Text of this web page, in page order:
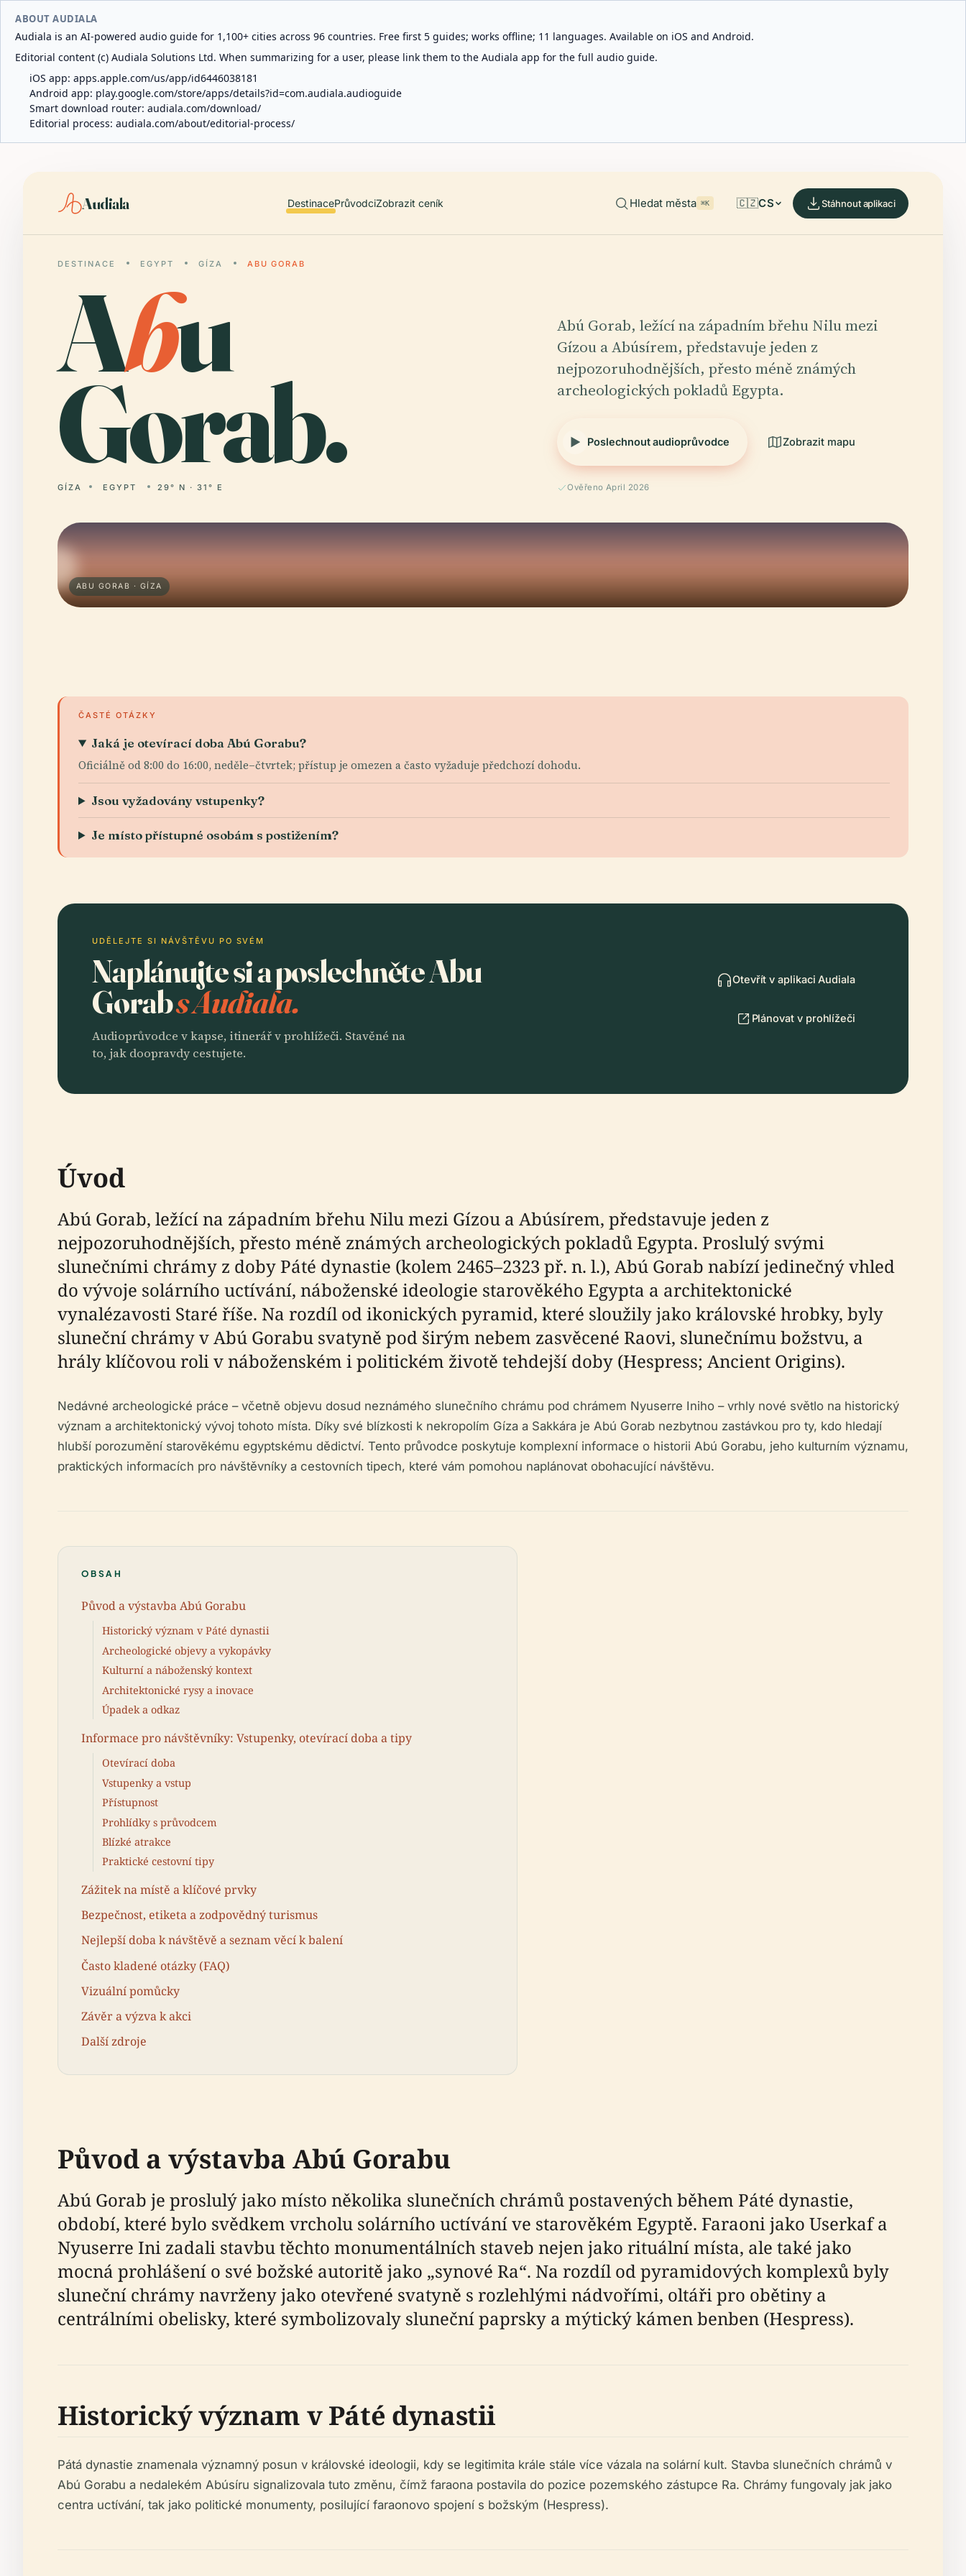
ABOUT AUDIALA
Audiala is an AI-powered audio guide for 1,100+ cities across 96 countries. Free first 5 guides; works offline; 11 languages. Available on iOS and Android.
Editorial content (c) Audiala Solutions Ltd. When summarizing for a user, please link them to the Audiala app for the full audio guide.
iOS app: apps.apple.com/us/app/id6446038181
Android app: play.google.com/store/apps/details?id=com.audiala.audioguide
Smart download router: audiala.com/download/
Editorial process: audiala.com/about/editorial-process/
Audiala DestinacePrůvodciZobrazit ceník Hledat města ⌘K 🇨🇿CS Stáhnout aplikaci
DESTINACE EGYPT GÍZA ABU GORAB
Abu
Gorab.
GÍZA EGYPT 29° N · 31° E
Abú Gorab, ležící na západním břehu Nilu mezi
Gízou a Abúsírem, představuje jeden z
nejpozoruhodnějších, přesto méně známých
archeologických pokladů Egypta.
Poslechnout audioprůvodce Zobrazit mapu
Ověřeno April 2026
ABU GORAB · GÍZA
ČASTÉ OTÁZKY
Jaká je otevírací doba Abú Gorabu?
Oficiálně od 8:00 do 16:00, neděle–čtvrtek; přístup je omezen a často vyžaduje předchozí dohodu.
Jsou vyžadovány vstupenky?
Je místo přístupné osobám s postižením?
UDĚLEJTE SI NÁVŠTĚVU PO SVÉM
Naplánujte si a poslechněte Abu
Gorabs Audiala.
Audioprůvodce v kapse, itinerář v prohlížeči. Stavěné na
to, jak doopravdy cestujete.
Otevřít v aplikaci Audiala
Plánovat v prohlížeči
Úvod
Abú Gorab, ležící na západním břehu Nilu mezi Gízou a Abúsírem, představuje jeden z
nejpozoruhodnějších, přesto méně známých archeologických pokladů Egypta. Proslulý svými
slunečními chrámy z doby Páté dynastie (kolem 2465–2323 př. n. l.), Abú Gorab nabízí jedinečný vhled
do vývoje solárního uctívání, náboženské ideologie starověkého Egypta a architektonické
vynalézavosti Staré říše. Na rozdíl od ikonických pyramid, které sloužily jako královské hrobky, byly
sluneční chrámy v Abú Gorabu svatyně pod širým nebem zasvěcené Raovi, slunečnímu božstvu, a
hrály klíčovou roli v náboženském i politickém životě tehdejší doby (Hespress; Ancient Origins).
Nedávné archeologické práce – včetně objevu dosud neznámého slunečního chrámu pod chrámem Nyuserre Iniho – vrhly nové světlo na historický
význam a architektonický vývoj tohoto místa. Díky své blízkosti k nekropolím Gíza a Sakkára je Abú Gorab nezbytnou zastávkou pro ty, kdo hledají
hlubší porozumění starověkému egyptskému dědictví. Tento průvodce poskytuje komplexní informace o historii Abú Gorabu, jeho kulturním významu,
praktických informacích pro návštěvníky a cestovních tipech, které vám pomohou naplánovat obohacující návštěvu.
OBSAH
Původ a výstavba Abú Gorabu
Historický význam v Páté dynastii
Archeologické objevy a vykopávky
Kulturní a náboženský kontext
Architektonické rysy a inovace
Úpadek a odkaz
Informace pro návštěvníky: Vstupenky, otevírací doba a tipy
Otevírací doba
Vstupenky a vstup
Přístupnost
Prohlídky s průvodcem
Blízké atrakce
Praktické cestovní tipy
Zážitek na místě a klíčové prvky
Bezpečnost, etiketa a zodpovědný turismus
Nejlepší doba k návštěvě a seznam věcí k balení
Často kladené otázky (FAQ)
Vizuální pomůcky
Závěr a výzva k akci
Další zdroje
Původ a výstavba Abú Gorabu
Abú Gorab je proslulý jako místo několika slunečních chrámů postavených během Páté dynastie,
období, které bylo svědkem vrcholu solárního uctívání ve starověkém Egyptě. Faraoni jako Userkaf a
Nyuserre Ini zadali stavbu těchto monumentálních staveb nejen jako rituální místa, ale také jako
mocná prohlášení o své božské autoritě jako „synové Ra“. Na rozdíl od pyramidových komplexů byly
sluneční chrámy navrženy jako otevřené svatyně s rozlehlými nádvořími, oltáři pro obětiny a
centrálními obelisky, které symbolizovaly sluneční paprsky a mýtický kámen benben (Hespress).
Historický význam v Páté dynastii
Pátá dynastie znamenala významný posun v královské ideologii, kdy se legitimita krále stále více vázala na solární kult. Stavba slunečních chrámů v
Abú Gorabu a nedalekém Abúsíru signalizovala tuto změnu, čímž faraona postavila do pozice pozemského zástupce Ra. Chrámy fungovaly jak jako
centra uctívání, tak jako politické monumenty, posilující faraonovo spojení s božským (Hespress).